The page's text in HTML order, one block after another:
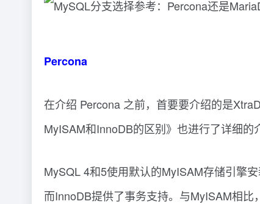
Percona
在介绍 Percona 之前，首要要介绍的是
MyISAM和InnoDB的区别》也进行了详细的
MySQL 4和5使用默认的MyISAM存储引擎
而InnoDB提供了事务支持。与MyISAM相